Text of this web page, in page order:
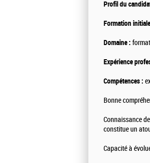
Profil du
Formation
Domaine :
Expérience
Compétences :
Bonne
Connaissance
constitue un
Capacité à